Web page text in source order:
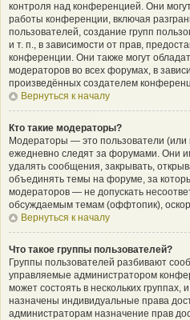
контроля над конференцией. Они
работы конференции, включая
пользователей, создание групп
и т. п., в зависимости от прав,
конференции. Они также могут
модераторов во всех форумах, в
произведённых создателем
Вернуться к началу
Кто такие модераторы?
Модераторы — это пользователи (или
ежедневно следят за форумами. Они
удалять сообщения, закрывать,
объединять темы на форуме, за
модераторов — не допускать
обсуждаемым темам (оффтопик),
Вернуться к началу
Что такое группы пользователей?
Группы пользователей разбивают
управляемые администратором
может состоять в нескольких группах,
назначены индивидуальные права
администраторам назначение прав